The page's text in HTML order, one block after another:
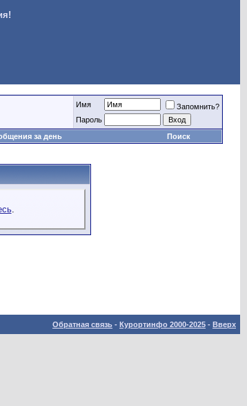
Имя
Запомнить?
Пароль
за день Поиск
.
Обратная связь - Курортинфо 2000-2025 - Вверх